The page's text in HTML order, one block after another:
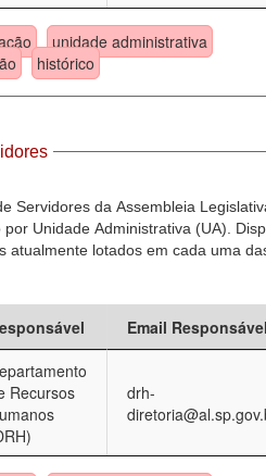
unidade administrativa
histórico
Servidores da Assembleia
por Unidade Administrativa (UA).
atualmente lotados em cada uma
Email
Recursos
drh-